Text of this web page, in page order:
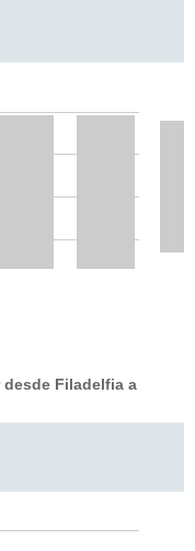
desde Filadelfia a